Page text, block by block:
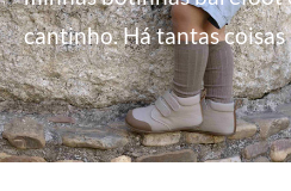
cantinho. Há tantas